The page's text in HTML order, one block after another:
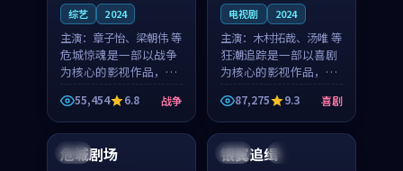
综艺 2024
主演： 章子怡、梁朝伟 等
危城惊魂是一部以战争
为核心的影视作品，围
绕危机、反转与人物成
长展开，整体节奏紧
凑，值得推荐观看。
55,454 6.8 战争
电视剧 2024
主演： 木村拓哉、汤唯 等
狂潮追踪是一部以喜剧
为核心的影视作品，围
绕危机、反转与人物成
长展开，整体节奏紧
凑，值得推荐观看。
87,275 9.3 喜剧
日本
危城剧场 美国 4K
银翼追缉